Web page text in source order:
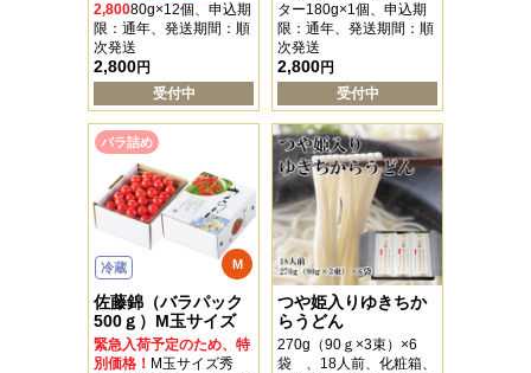
2,80080g×12個、申込期
限：通年、発送期間：順
次発送
2,800円
受付中
ター180g×1個、申込期
限：通年、発送期間：順
次発送
2,800円
受付中
バラ詰め
冷蔵 M
佐藤錦（バラパック
500ｇ）M玉サイズ
緊急入荷予定のため、特
別価格！ M玉サイズ秀
つや姫入りゆきちか
らうどん
270g（90ｇ×3束）×6
袋 、18人前、化粧箱、